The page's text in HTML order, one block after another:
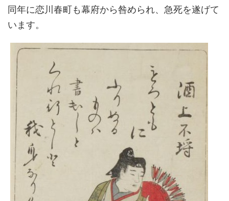
同年に恋川春町も幕府から咎められ、急死を遂げて
います。